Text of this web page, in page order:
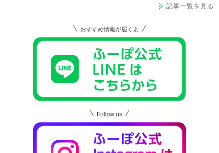
記事一覧を見る
おすすめ情報が届くよ
Follow us